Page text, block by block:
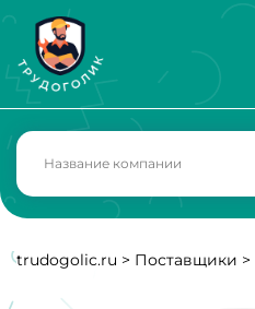
trudogolic.ru > Поставщики >